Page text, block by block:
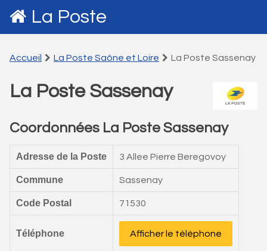
La Poste
Accueil La Poste Saône et Loire La Poste Sassenay
La Poste Sassenay
Coordonnées La Poste Sassenay
Adresse de la Poste 3 Allee Pierre Beregovoy
Commune Sassenay
Code Postal 71530
Téléphone Afficher le téléphone